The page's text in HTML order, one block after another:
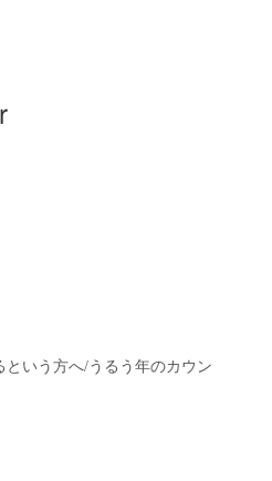
いう方へ/うるう年のカウン